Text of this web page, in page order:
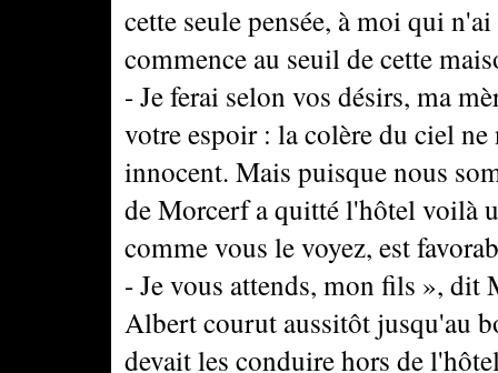
cette seule pensée, à moi qui
commence au seuil de cette
- Je ferai selon vos désirs, ma
votre espoir : la colère du ciel
innocent. Mais puisque nous
de Morcerf a quitté l'hôtel voilà
comme vous le voyez, est
- Je vous attends, mon fils », dit
Albert courut aussitôt jusqu'au
devait les conduire hors de